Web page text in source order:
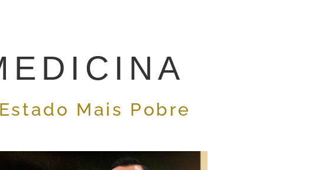
Mais Pobre